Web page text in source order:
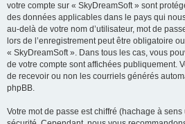
votre compte sur « SkyDreamSoft » sont
des données applicables dans le pays qui
au-delà de votre nom d’utilisateur, mot de
lors de l’enregistrement peut être obligatoire
« SkyDreamSoft ». Dans tous les cas, vous
de votre compte sont affichées publiquement.
de recevoir ou non les courriels générés
phpBB.
Votre mot de passe est chiffré (hachage à